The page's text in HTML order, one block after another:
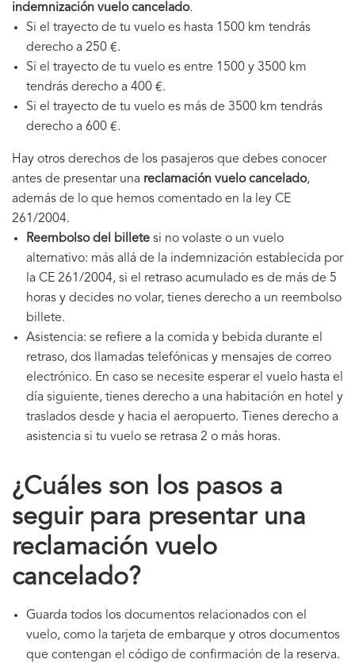
indemnización vuelo cancelado.
Si el trayecto de tu vuelo es hasta 1500 km tendrás
derecho a 250 €.
Si el trayecto de tu vuelo es entre 1500 y 3500 km
tendrás derecho a 400 €.
Si el trayecto de tu vuelo es más de 3500 km tendrás
derecho a 600 €.
Hay otros derechos de los pasajeros que debes conocer
antes de presentar una reclamación vuelo cancelado,
además de lo que hemos comentado en la ley CE
261/2004.
Reembolso del billete si no volaste o un vuelo
alternativo: más allá de la indemnización establecida por
la CE 261/2004, si el retraso acumulado es de más de 5
horas y decides no volar, tienes derecho a un reembolso
billete.
Asistencia: se refiere a la comida y bebida durante el
retraso, dos llamadas telefónicas y mensajes de correo
electrónico. En caso se necesite esperar el vuelo hasta el
día siguiente, tienes derecho a una habitación en hotel y
traslados desde y hacia el aeropuerto. Tienes derecho a
asistencia si tu vuelo se retrasa 2 o más horas.
¿Cuáles son los pasos a
seguir para presentar una
reclamación vuelo
cancelado?
Guarda todos los documentos relacionados con el
vuelo, como la tarjeta de embarque y otros documentos
que contengan el código de confirmación de la reserva.